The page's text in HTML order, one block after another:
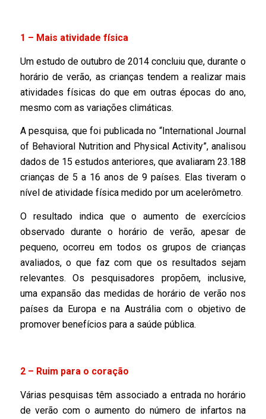
1 – Mais atividade física
Um estudo de outubro de 2014 concluiu que, durante o
horário de verão, as crianças tendem a realizar mais
atividades físicas do que em outras épocas do ano,
mesmo com as variações climáticas.
A pesquisa, que foi publicada no “International Journal
of Behavioral Nutrition and Physical Activity”, analisou
dados de 15 estudos anteriores, que avaliaram 23.188
crianças de 5 a 16 anos de 9 países. Elas tiveram o
nível de atividade física medido por um acelerômetro.
O resultado indica que o aumento de exercícios
observado durante o horário de verão, apesar de
pequeno, ocorreu em todos os grupos de crianças
avaliados, o que faz com que os resultados sejam
relevantes. Os pesquisadores propõem, inclusive,
uma expansão das medidas de horário de verão nos
países da Europa e na Austrália com o objetivo de
promover benefícios para a saúde pública.
2 – Ruim para o coração
Várias pesquisas têm associado a entrada no horário
de verão com o aumento do número de infartos na